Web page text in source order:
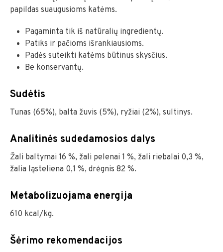
papildas suaugusioms katėms.
Pagaminta tik iš natūralių ingredientų.
Patiks ir pačioms išrankiausioms.
Padės suteikti katėms būtinus skysčius.
Be konservantų.
Sudėtis
Tunas (65%), balta žuvis (5%), ryžiai (2%), sultinys.
Analitinės sudedamosios dalys
Žali baltymai 16 %, žali pelenai 1 %, žali riebalai 0,3 %,
žalia ląsteliena 0,1 %, drėgnis 82 %.
Metabolizuojama energija
610 kcal/kg.
Šėrimo rekomendacijos